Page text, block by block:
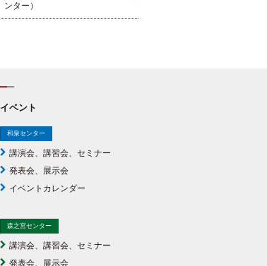
ンター）
イベント
和泉センター
講演会、講習会、セミナー
発表会、展示会
イベントカレンダー
森之宮センター
講演会、講習会、セミナー
発表会、展示会